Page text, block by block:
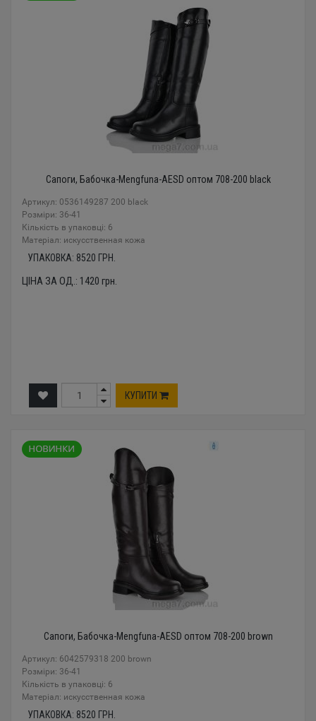
Сапоги, Бабочка-Mengfuna-AESD оптом 708-200 black
Артикул: 0536149287 200 black
Розміри: 36-41
Кількість в упаковці: 6
Mатеріал: искусственная кожа
УПАКОВКА: 8520 ГРН.
ЦІНА ЗА ОД.: 1420 грн.
КУПИТИ
Сапоги, Бабочка-Mengfuna-AESD оптом 708-200 brown
Артикул: 6042579318 200 brown
Розміри: 36-41
Кількість в упаковці: 6
Mатеріал: искусственная кожа
УПАКОВКА: 8520 ГРН.